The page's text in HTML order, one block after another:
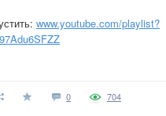
www.youtube.com/playlist?
0 704